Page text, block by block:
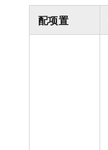
配项置